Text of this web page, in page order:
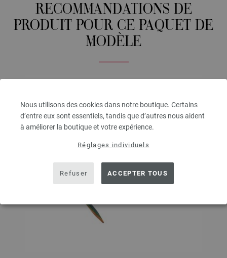
Nous utilisons des cookies dans notre boutique. Certains
d’entre eux sont essentiels, tandis que d’autres nous aident
à améliorer la boutique et votre expérience.
Réglages individuels
Refuser ACCEPTER TOUS
RECOMMANDATIONS DE
PRODUIT POUR CE PAQUET DE
MODÈLE